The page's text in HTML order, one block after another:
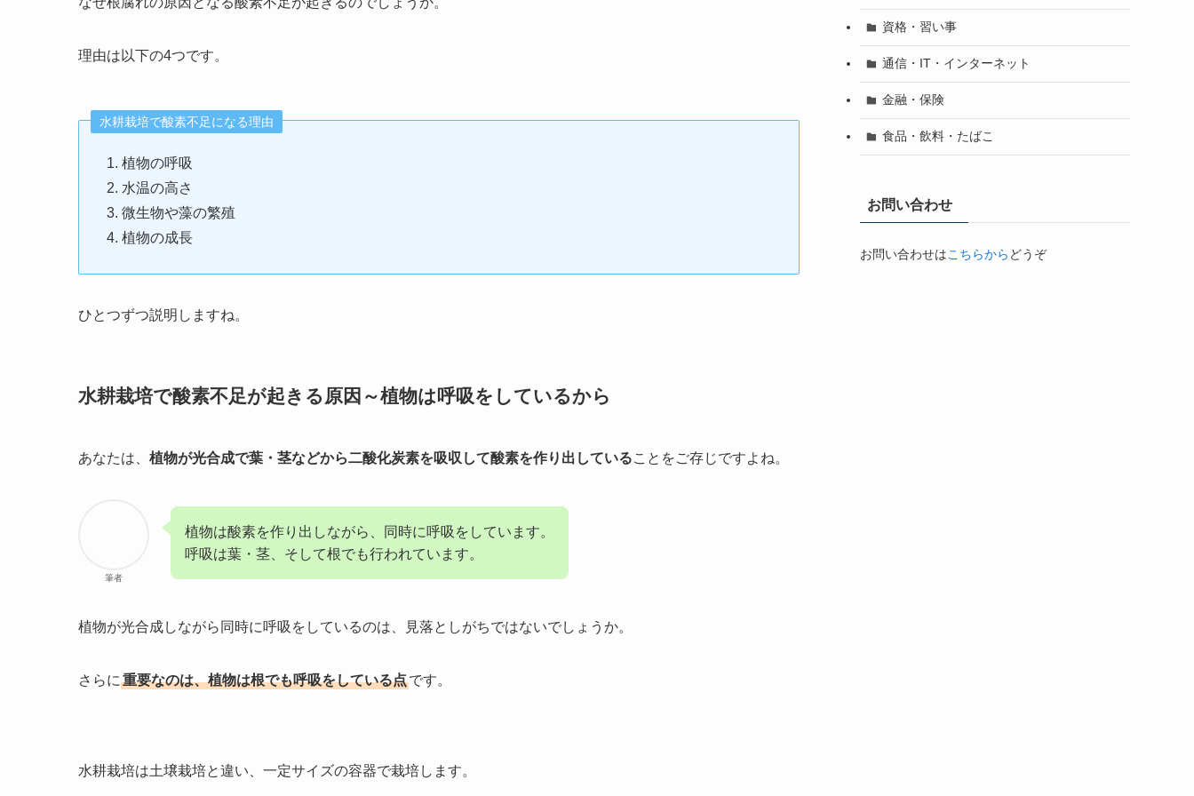
理由は以下の4つです。
水耕栽培で酸素不足になる理由
植物の呼吸
水温の高さ
微生物や藻の繁殖
植物の成長
ひとつずつ説明しますね。
水耕栽培で酸素不足が起きる原因～植物は呼吸をしているから
あなたは、 植物が光合成で葉・茎などから二酸化炭素を吸収して酸素を作り出していることをご存じですよね。
筆者
植物は酸素を作り出しながら、同時に呼吸をしています。
呼吸は葉・茎、そして根でも行われています。
植物が光合成しながら同時に呼吸をしているのは、見落としがちではないでしょうか。
さらに 重要なのは、植物は根でも呼吸をしている点です。
水耕栽培は土壌栽培と違い、一定サイズの容器で栽培します。
資格・習い事
通信・IT・インターネット
金融・保険
食品・飲料・たばこ
お問い合わせ
お問い合わせはこちらから どうぞ